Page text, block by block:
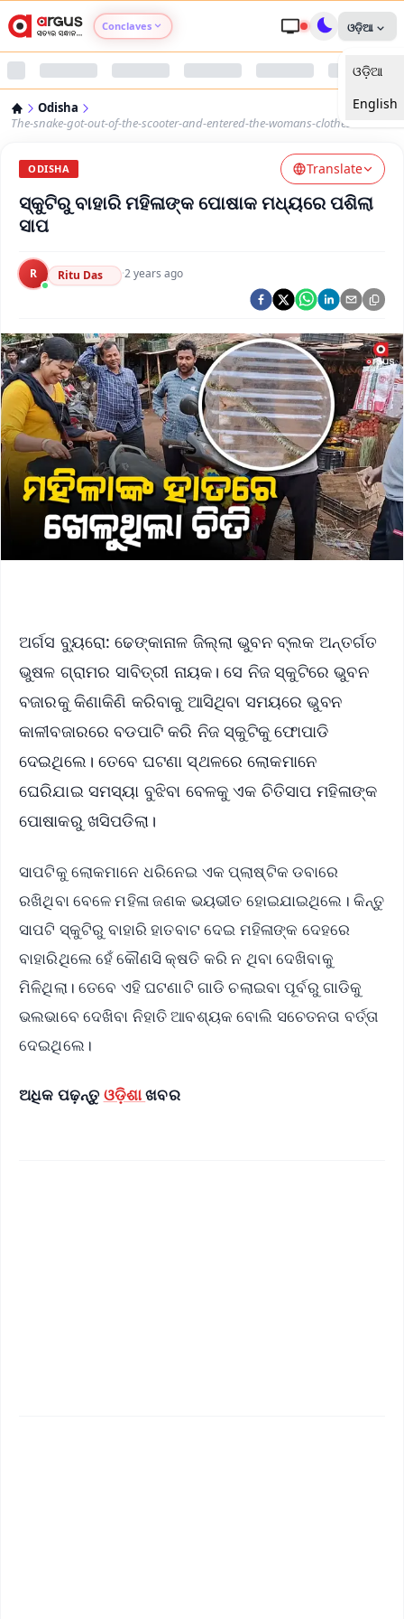
Conclaves
Argus Nari Shakti
Argus Health Connect
Argus Chalo Dekhein Apna Desh
ଓଡ଼ିଆ
ଓଡ଼ିଆ
English
Odisha
The-snake-got-out-of-the-scooter-and-entered-the-womans-clothes
ODISHA Translate
ସ୍କୁଟିରୁ ବାହାରି ମହିଳାଙ୍କ ପୋଷାକ ମଧ୍ୟରେ ପଶିଲା
ସାପ
R Ritu Das ·2 years ago
ଅର୍ଗସ ବ୍ୟୁରୋ: ଢେଙ୍କାନାଳ ଜିଲ୍ଲା ଭୁବନ ବ୍ଲକ ଅନ୍ତର୍ଗତ
ଭୁଷଳ ଗ୍ରାମର ସାବିତ୍ରୀ ନାୟକ। ସେ ନିଜ ସ୍କୁଟିରେ ଭୁବନ
ବଜାରକୁ କିଣାକିଣି କରିବାକୁ ଆସିଥିବା ସମୟରେ ଭୁବନ
କାଳୀବଜାରରେ ବଡପାଟି କରି ନିଜ ସ୍କୁଟିକୁ ଫୋପାଡି
ଦେଇଥିଲେ। ତେବେ ଘଟଣା ସ୍ଥଳରେ ଲୋକମାନେ
ଘେରିଯାଇ ସମସ୍ୟା ବୁଝିବା ବେଳକୁ ଏକ ଚିତିସାପ ମହିଳାଙ୍କ
ପୋଷାକରୁ ଖସିପଡିଲା।
ସାପଟିକୁ ଲୋକମାନେ ଧରିନେଇ ଏକ ପ୍ଲାଷ୍ଟିକ ଡବାରେ
ରଖିଥିବା ବେଳେ ମହିଳା ଜଣକ ଭୟଭୀତ ହୋଇଯାଇଥିଲେ। କିନ୍ତୁ
ସାପଟି ସ୍କୁଟିରୁ ବାହାରି ହାତବାଟ ଦେଇ ମହିଳାଙ୍କ ଦେହରେ
ବାହାରିଥିଲେ ହେଁ କୌଣସି କ୍ଷତି କରି ନ ଥିବା ଦେଖିବାକୁ
ମିଳିଥିଲା। ତେବେ ଏହି ଘଟଣାଟି ଗାଡି ଚଲାଇବା ପୂର୍ବରୁ ଗାଡିକୁ
ଭଲଭାବେ ଦେଖିବା ନିହାତି ଆବଶ୍ୟକ ବୋଲି ସଚେତନତା ବର୍ତ୍ତା
ଦେଇଥିଲେ।
ଅଧିକ ପଢ଼ନ୍ତୁ ଓଡ଼ିଶାଖବର